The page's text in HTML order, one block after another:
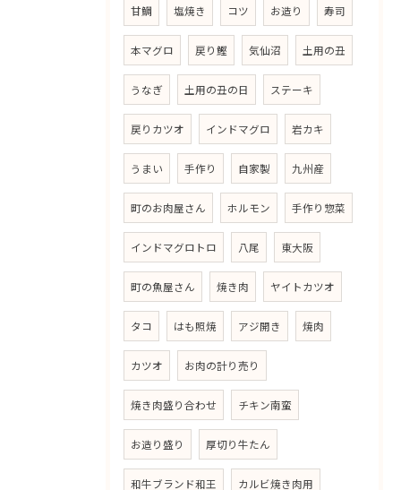
甘鯛 塩焼き コツ お造り 寿司
本マグロ 戻り鰹 気仙沼 土用の丑
うなぎ 土用の丑の日 ステーキ
戻りカツオ インドマグロ 岩カキ
うまい 手作り 自家製 九州産
町のお肉屋さん ホルモン 手作り惣菜
インドマグロトロ 八尾 東大阪
町の魚屋さん 焼き肉 ヤイトカツオ
タコ はも照焼 アジ開き 焼肉
カツオ お肉の計り売り
焼き肉盛り合わせ チキン南蛮
お造り盛り 厚切り牛たん
和牛ブランド和王 カルビ焼き肉用